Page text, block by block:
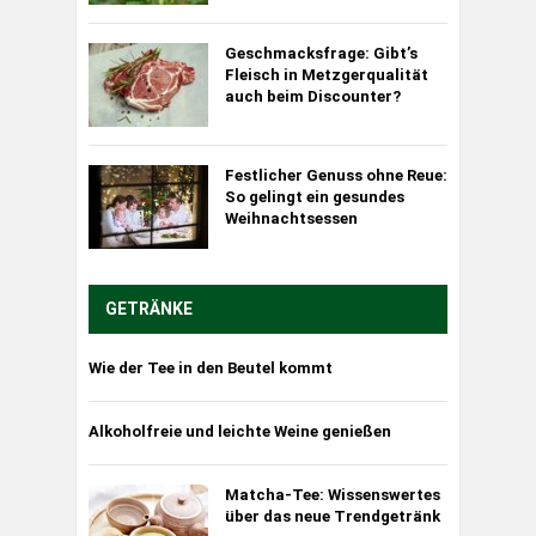
Geschmacksfrage: Gibt’s
Fleisch in Metzgerqualität
auch beim Discounter?
Festlicher Genuss ohne Reue:
So gelingt ein gesundes
Weihnachtsessen
GETRÄNKE
Wie der Tee in den Beutel kommt
Alkoholfreie und leichte Weine genießen
Matcha-Tee: Wissenswertes
über das neue Trendgetränk